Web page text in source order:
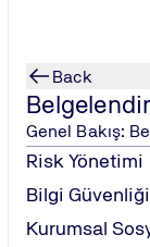
Back
Genel Bakış:
Risk Yönetimi
Bilgi Güvenliği
Kurumsal
anlamak
bir yaklaşım
ve net
kriterlerini